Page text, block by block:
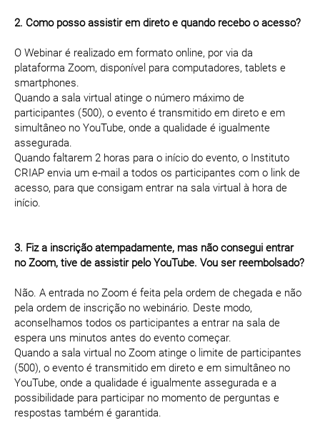
2. Como posso assistir em direto e quando recebo o acesso?
O Webinar é realizado em formato online, por via da
plataforma Zoom, disponível para computadores, tablets e
smartphones.
Quando a sala virtual atinge o número máximo de
participantes (500), o evento é transmitido em direto e em
simultâneo no YouTube, onde a qualidade é igualmente
assegurada.
Quando faltarem 2 horas para o início do evento, o Instituto
CRIAP envia um e-mail a todos os participantes com o link de
acesso, para que consigam entrar na sala virtual à hora de
início.
3. Fiz a inscrição atempadamente, mas não consegui entrar
no Zoom, tive de assistir pelo YouTube. Vou ser reembolsado?
Não. A entrada no Zoom é feita pela ordem de chegada e não
pela ordem de inscrição no webinário. Deste modo,
aconselhamos todos os participantes a entrar na sala de
espera uns minutos antes do evento começar.
Quando a sala virtual no Zoom atinge o limite de participantes
(500), o evento é transmitido em direto e em simultâneo no
YouTube, onde a qualidade é igualmente assegurada e a
possibilidade para participar no momento de perguntas e
respostas também é garantida.